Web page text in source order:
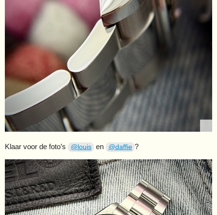
Klaar voor de foto’s @louis en @daffie ?